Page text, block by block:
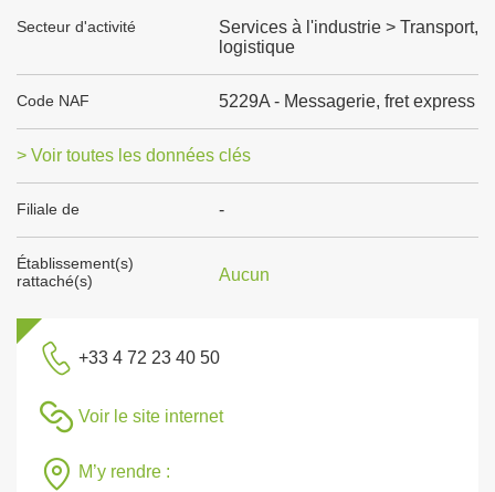
Secteur d'activité
Services à l'industrie > Transport,
logistique
Code NAF 5229A - Messagerie, fret express
> Voir toutes les données clés
Filiale de -
Établissement(s)
rattaché(s)
Aucun
+33 4 72 23 40 50
Voir le site internet
M’y rendre :